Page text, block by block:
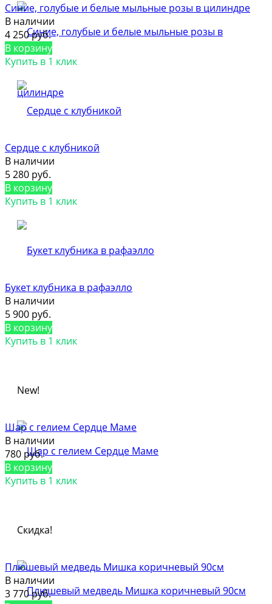
Синие, голубые и белые мыльные розы в цилиндре
В наличии
4 250 руб.
В корзину
Купить в 1 клик
Сердце с клубникой
В наличии
5 280 руб.
В корзину
Купить в 1 клик
Букет клубника в рафаэлло
В наличии
5 900 руб.
В корзину
Купить в 1 клик
New!
Шар с гелием Сердце Маме
В наличии
780 руб.
В корзину
Купить в 1 клик
Скидка!
Плюшевый медведь Мишка коричневый 90см
В наличии
3 770 руб.